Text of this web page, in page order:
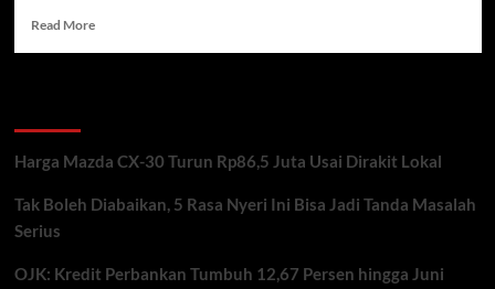
Read MoreRead
Jadi
Kedua
Harga Mazda CX-30 Turun Rp86,5 Juta Usai Dirakit Lokal
Tak Boleh Diabaikan, 5 Rasa Nyeri Ini Bisa Jadi Tanda Masalah
Serius
OJK: Kredit Perbankan Tumbuh 12,67 Persen hingga Juni